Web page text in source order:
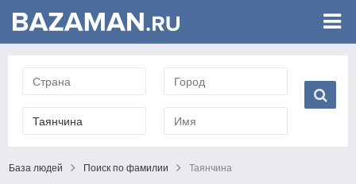
База людей Поиск по фамилии Таянчина